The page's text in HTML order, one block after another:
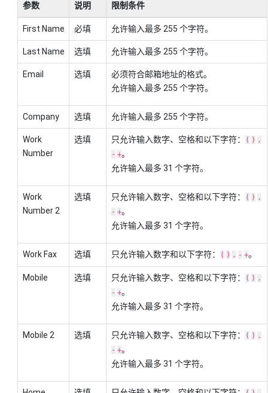
参数 说明 限制条件
First Name 必填 允许输入最多 255 个字符。
Last Name 选填 允许输入最多 255 个字符。
Email 选填
必须符合邮箱地址的格式。
允许输入最多 255 个字符。
Company 选填 允许输入最多 255 个字符。
Work
Number
选填 只允许输入数字、空格和以下字符： ( ) .
- +。
允许输入最多 31 个字符。
Work
Number 2
选填 只允许输入数字、空格和以下字符： ( ) .
- +。
允许输入最多 31 个字符。
Work Fax 选填 只允许输入数字和以下字符： ( ) . - +。
Mobile 选填 只允许输入数字、空格和以下字符： ( ) .
- +。
允许输入最多 31 个字符。
Mobile 2 选填 只允许输入数字、空格和以下字符： ( ) .
- +。
允许输入最多 31 个字符。